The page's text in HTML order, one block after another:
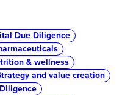
Due Diligence
& wellness
and value creation